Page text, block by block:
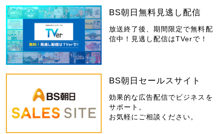
BS朝日無料見逃し配信
放送終了後、期間限定で無料配
信中！見逃し配信はTVerで！
BS朝日セールスサイト
効果的な広告配信でビジネスを
サポート。
お気軽にご相談ください。